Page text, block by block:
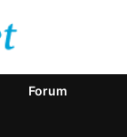
Forum